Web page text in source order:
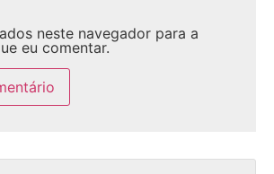
neste navegador para a
eu comentar.